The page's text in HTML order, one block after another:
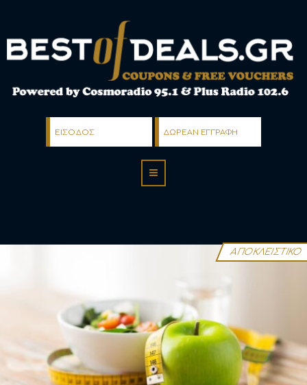
ΕΙΣΟΔΟΣ ΔΩΡΕΑΝ ΕΓΓΡΑΦΗ
ΑΠΟΚΛΕΙΣΤΙΚΟ